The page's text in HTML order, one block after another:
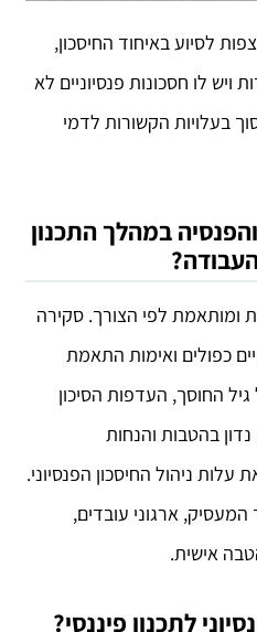
לסיוע באיחוד החיסכון,
לו חסכונות פנסיוניים לא
בעלויות הקשורות לדמי
במהלך התכנון
ומותאמת לפי הצורך. סקירה
כפולים ואימות התאמת
החוסך, העדפות הסיכון
נדון בהטבות והנחות
עלות ניהול החיסכון הפנסיוני.
המעסיק, ארגוני עובדים,
אישית.
לתכנון פיננסי?